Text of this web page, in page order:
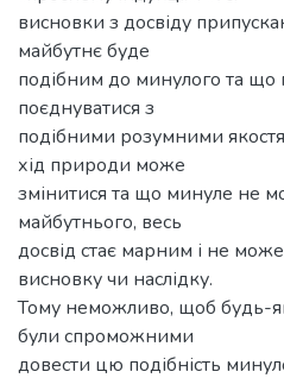
висновки з досвіду
майбутнє буде
подібним до минулого та що
поєднуватися з
подібними розумними
хід природи може
змінитися та що минуле не
майбутнього, весь
досвід стає марним і не
висновку чи наслідку.
Тому неможливо, щоб будь-
були спроможними
довести цю подібність